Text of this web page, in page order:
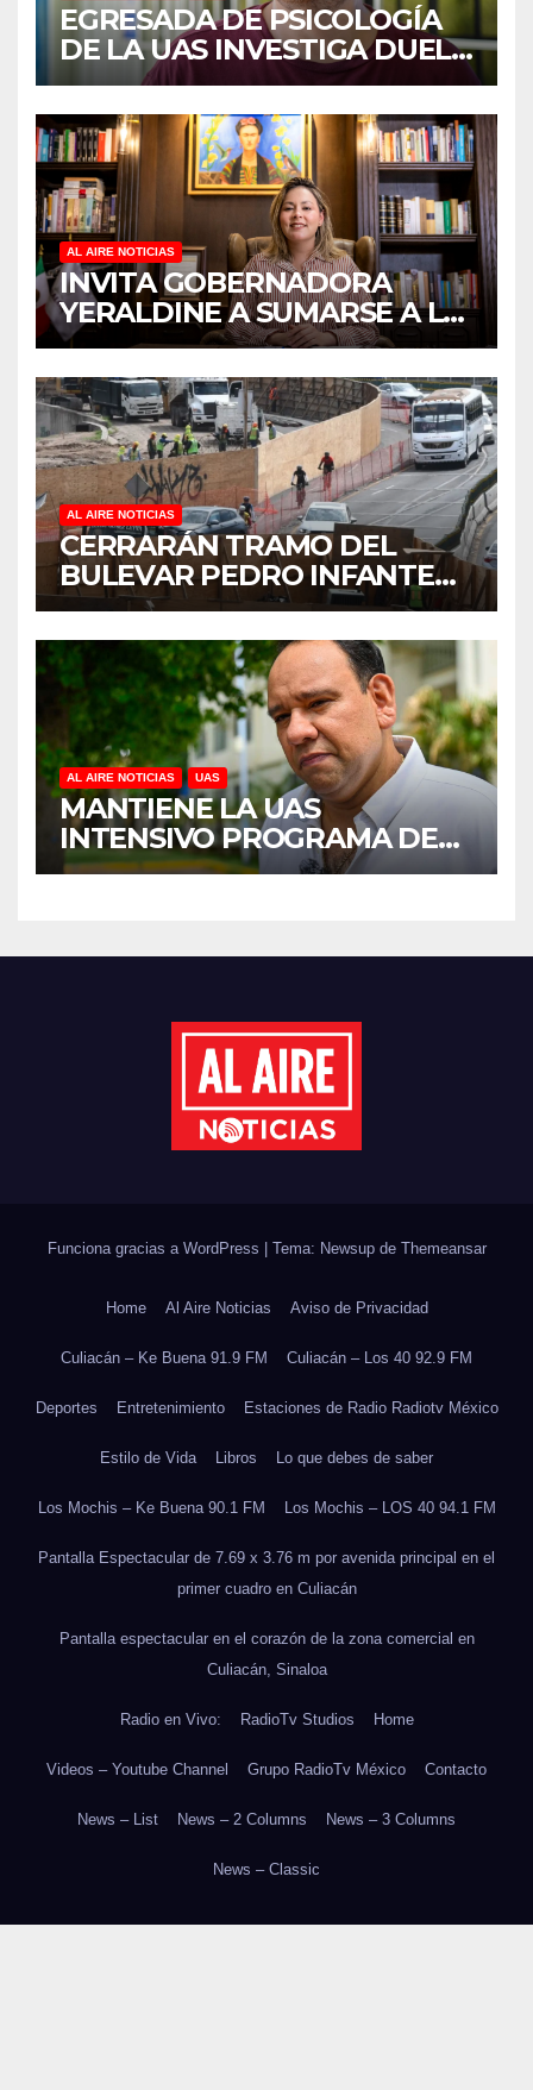
EGRESADA DE PSICOLOGÍA
DE LA UAS INVESTIGA DUELO
ANTICIPADO Y SOBRECARGA
EN CUIDADORES DE
ADULTOS MAYORES
AL AIRE NOTICIAS
INVITA GOBERNADORA
YERALDINE A SUMARSE A LA
JORNADA NACIONAL DE
REFORESTACIÓN;
PLANTARÁN 6.6 MILLONES
DE ÁRBOLES
AL AIRE NOTICIAS
CERRARÁN TRAMO DEL
BULEVAR PEDRO INFANTE
PARA ACELERAR OBRAS
ANTES DEL REGRESO A
CLASES
AL AIRE NOTICIAS UAS
MANTIENE LA UAS
INTENSIVO PROGRAMA DE
MANTENIMIENTO Y
DEL CICLO ESCOLAR 2026-
Funciona gracias a WordPress Tema: Newsup de Themeansar
Home Al Aire Noticias Aviso de Privacidad
Culiacán – Ke Buena 91.9 FM Culiacán – Los 40 92.9 FM
Deportes Entretenimiento Estaciones de Radio Radiotv México
Estilo de Vida Libros Lo que debes de saber
Los Mochis – Ke Buena 90.1 FM Los Mochis – LOS 40 94.1 FM
Pantalla Espectacular de 7.69 x 3.76 m por avenida principal en el
primer cuadro en Culiacán
Pantalla espectacular en el corazón de la zona comercial en
Culiacán, Sinaloa
Radio en Vivo: RadioTv Studios Home
Videos – Youtube Channel Grupo RadioTv México Contacto
News – List News – 2 Columns News – 3 Columns
News – Classic